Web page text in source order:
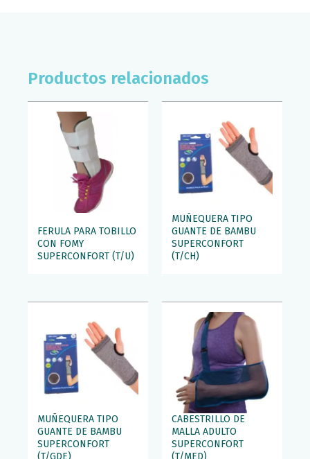
Productos relacionados
FERULA PARA TOBILLO
CON FOMY
SUPERCONFORT (T/U)
MUÑEQUERA TIPO
GUANTE DE BAMBU
SUPERCONFORT
(T/CH)
MUÑEQUERA TIPO
GUANTE DE BAMBU
SUPERCONFORT
(T/GDE)
CABESTRILLO DE
MALLA ADULTO
SUPERCONFORT
(T/MED)